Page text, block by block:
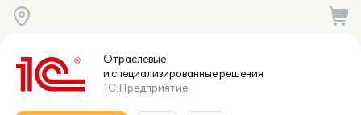
Отраслевые
и специализированныерешения
1С:Предприятие